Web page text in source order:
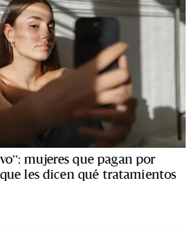
mujeres que pagan por
les dicen qué tratamientos